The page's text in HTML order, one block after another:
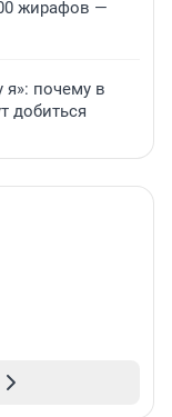
жирафов —
почему в
добиться